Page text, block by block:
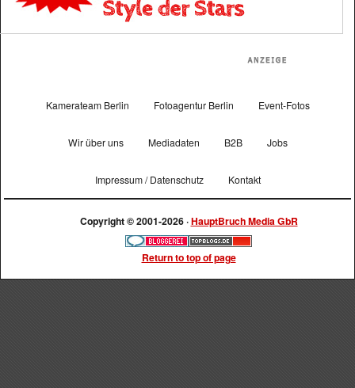
Kamerateam Berlin Fotoagentur Berlin Event-Fotos
Wir über uns Mediadaten B2B Jobs
Impressum / Datenschutz Kontakt
Copyright © 2001-2026 ·HauptBruch Media GbR
Return to top of page